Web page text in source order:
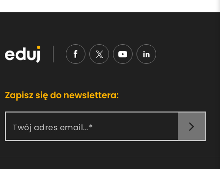
Zapisz się do newslettera:
Twój adres email...